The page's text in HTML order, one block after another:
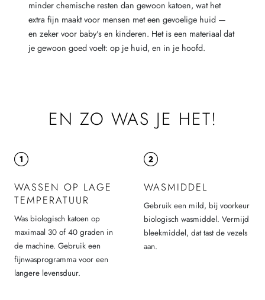
minder chemische resten dan gewoon katoen, wat het
extra fijn maakt voor mensen met een gevoelige huid —
en zeker voor baby's en kinderen. Het is een materiaal dat
je gewoon goed voelt: op je huid, en in je hoofd.
EN ZO WAS JE HET!
WASSEN OP LAGE
TEMPERATUUR
Was biologisch katoen op
maximaal 30 of 40 graden in
de machine. Gebruik een
fijnwasprogramma voor een
langere levensduur.
WASMIDDEL
Gebruik een mild, bij voorkeur
biologisch wasmiddel. Vermijd
bleekmiddel, dat tast de vezels
aan.